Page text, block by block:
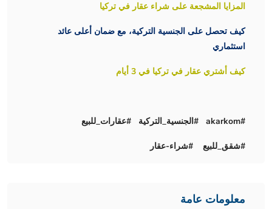
المزايا المشجعة على شراء عقار في تركيا
كيف تحصل على الجنسية التركية، مع ضمان أعلى عائد
استثماري
كيف أشتري عقار في تركيا في 3 أيام
#akarkom #الجنسية_التركية #عقارات_للبيع
#شقق_للبيع #شراء-عقار
معلومات عامة